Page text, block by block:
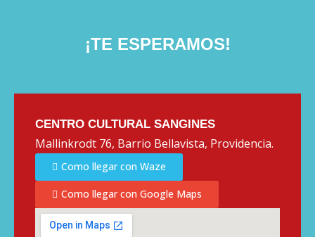
¡TE ESPERAMOS!
CENTRO CULTURAL SANGINES
Mallinkrodt 76, Barrio Bellavista, Providencia.
Como llegar con Waze
Como llegar con Google Maps